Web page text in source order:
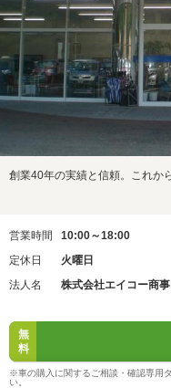
創業40年の実績と信頼。これか
営業時間
10:00～18:00
定休日
火曜日
法人名
株式会社エイコー商事
無
料
※車の購入に関するご相談・確認専用
い。